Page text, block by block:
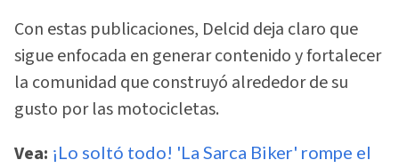
Con estas publicaciones, Delcid deja claro que
sigue enfocada en generar contenido y fortalecer
la comunidad que construyó alrededor de su
gusto por las motocicletas.
Vea: ¡Lo soltó todo! 'La Sarca Biker' rompe el